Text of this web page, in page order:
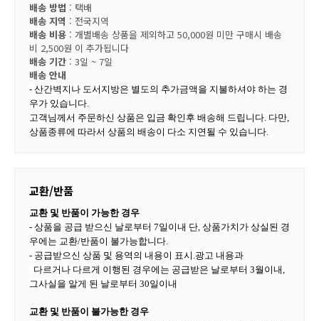
배송 방법 : 택배
배송 지역 : 전국지역
배송 비용 : 개별배송 상품을 제외하고 50,000원 미만 구매시 배송
비 2,500원 이 추가됩니다
배송 기간 : 3일 ~ 7일
배송 안내
- 산간벽지나 도서지방은 별도의 추가금액을 지불하셔야 하는 경
우가 있습니다.
고객님께서 주문하신 상품은 입금 확인후 배송해 드립니다. 다만,
상품종류에 따라서 상품의 배송이 다소 지연될 수 있습니다.
교환/반품
교환 및 반품이 가능한 경우
- 상품을 공급 받으신 날로부터 7일이내 단, 상품가치가 상실된 경
우에는 교환/반품이 불가능합니다.
- 공급받으신 상품 및 용역의 내용이 표시.광고 내용과
다르거나 다르게 이행된 경우에는 공급받은 날로부터 3월이내,
그사실을 알게 된 날로부터 30일이내
교환 및 반품이 불가능한 경우